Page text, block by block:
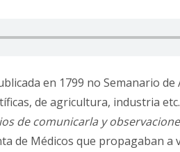
en 1799 no Semanario
de agricultura, industria
de comunicarla y
de Médicos que propagaban